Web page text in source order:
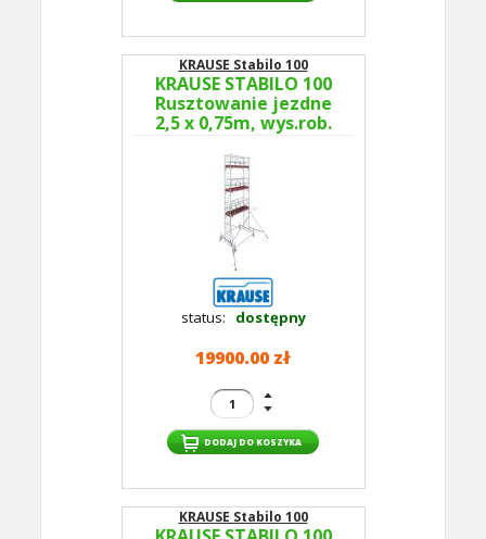
KRAUSE Stabilo 100
KRAUSE STABILO 100
Rusztowanie jezdne
2,5 x 0,75m, wys.rob.
GUARDMATIC Nowa
norma PN EN 1004-1
status: dostępny
19900.00 zł
KRAUSE Stabilo 100